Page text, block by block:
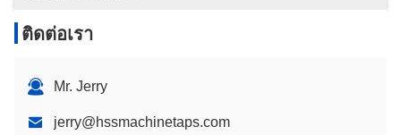
ติดต่อเรา
Mr. Jerry
jerry@hssmachinetaps.com